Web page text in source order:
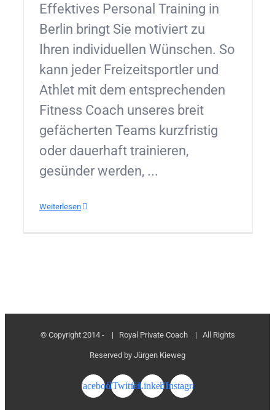
Effektives Personal Training in
Berlin bringt Sie motiviert zu
Ihren individuellen Wünschen. So
kann jeder Freizeitsportler und
Athlet mit dem entsprechenden
Fitness Coach unseres breit
gefächerten Teams kurzfristig
oder dauerhaft trainieren,
gesünder werden, ...
Weiterlesen
© Copyright 2014 - | Royal Private Coach | All Rights
Reserved by Jürgen Kieweg
FacebookTwitterLinkedInInstagram